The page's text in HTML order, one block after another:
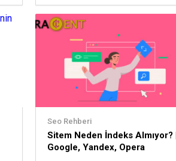
Seo Rehberi
Sitem Neden İndeks Almıyor?
Google, Yandex, Opera